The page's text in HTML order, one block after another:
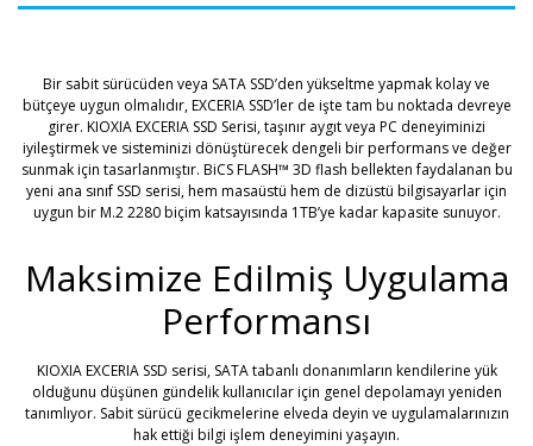
Bir sabit sürücüden veya SATA SSD’den yükseltme yapmak kolay ve
bütçeye uygun olmalıdır, EXCERIA SSD’ler de işte tam bu noktada devreye
girer. KIOXIA EXCERIA SSD Serisi, taşınır aygıt veya PC deneyiminizi
iyileştirmek ve sisteminizi dönüştürecek dengeli bir performans ve değer
sunmak için tasarlanmıştır. BiCS FLASH™ 3D flash bellekten faydalanan bu
yeni ana sınıf SSD serisi, hem masaüstü hem de dizüstü bilgisayarlar için
uygun bir M.2 2280 biçim katsayısında 1TB’ye kadar kapasite sunuyor.
Maksimize Edilmiş Uygulama
Performansı
KIOXIA EXCERIA SSD serisi, SATA tabanlı donanımların kendilerine yük
olduğunu düşünen gündelik kullanıcılar için genel depolamayı yeniden
tanımlıyor. Sabit sürücü gecikmelerine elveda deyin ve uygulamalarınızın
hak ettiği bilgi işlem deneyimini yaşayın.